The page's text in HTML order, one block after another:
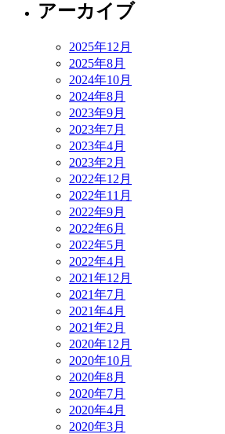
アーカイブ
2025年12月
2025年8月
2024年10月
2024年8月
2023年9月
2023年7月
2023年4月
2023年2月
2022年12月
2022年11月
2022年9月
2022年6月
2022年5月
2022年4月
2021年12月
2021年7月
2021年4月
2021年2月
2020年12月
2020年10月
2020年8月
2020年7月
2020年4月
2020年3月